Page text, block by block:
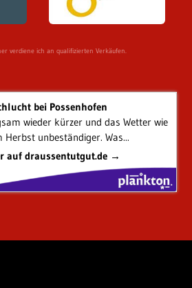
verdiene ich an qualifizierten Verkäufen.
bei Possenhofen
wieder kürzer und das Wetter wie
Herbst unbeständiger. Was...
auf draussentutgut.de →